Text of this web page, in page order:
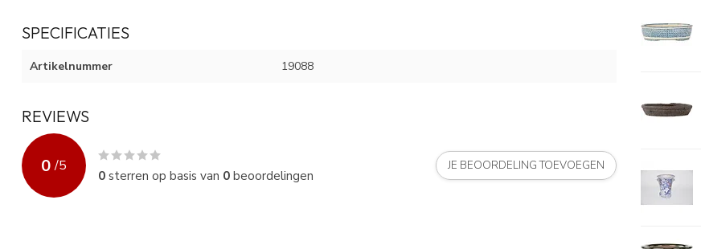
SPECIFICATIES
Artikelnummer 19088
REVIEWS
0 /5
0sterren op basis van 0beoordelingen
JE BEOORDELING TOEVOEGEN